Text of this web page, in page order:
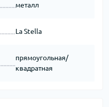
металл
La Stella
прямоугольная/
квадратная